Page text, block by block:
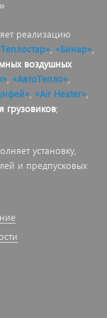
реализацию
«Бинар»
воздушных
«АвтоТепло»
, «Air Heater»,
грузовиков;
установку,
и предпусковых